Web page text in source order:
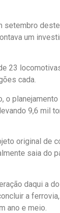
setembro
um
23
cada.
o
9,6 mil
original de
saia do
daqui a
a
ano e meio.